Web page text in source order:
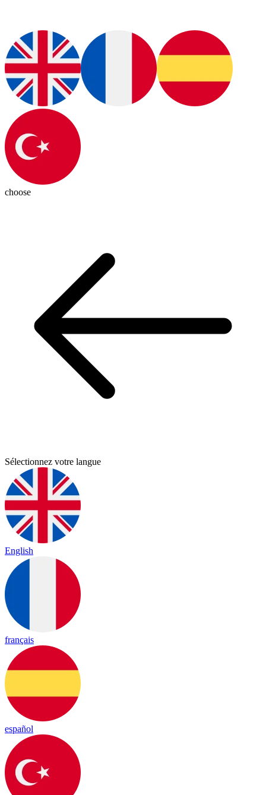
choose
Sélectionnez votre langue
English
français
español